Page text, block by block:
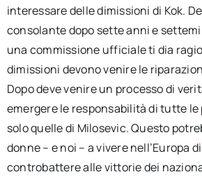
interessare delle dimissioni di Kok.
consolante dopo sette anni e
una commissione ufficiale ti dia
dimissioni devono venire le
Dopo deve venire un processo di
emergere le responsabilità di tutte
solo quelle di Milosevic. Questo
donne – e noi – a vivere nell’Europa
controbattere alle vittorie dei